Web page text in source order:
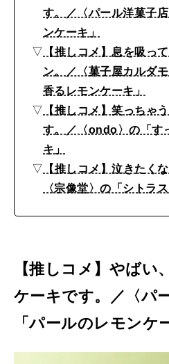
2026年1月号「猫が
2025年12月号「お
の
イ
し
ン
ト
リ
ー
”
す。／〈パール洋菓子
ンケーキ」
▽ 【推しコメ】息を吸っ
ン。／〈菓子屋カルダ
香るレモンケーキ」
▽ 【推しコメ】笑っちゃ
す。／〈ondo〉の「す
キ」
▽ 【推しコメ】泣きたく
〈宗像堂〉の「シトラ
【推しコメ】やばい
ケーキです。／〈パ
「パールのレモンケ